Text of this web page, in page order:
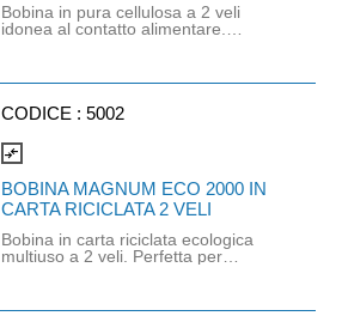
Bobina in pura cellulosa a 2 veli
idonea al contatto alimentare.
Dimensioni strappo: H25,6cm x
Prodotto certificato Ecolabel.
CODICE :5002
compare_arrows
BOBINA MAGNUM ECO 2000 IN
CARTA RICICLATA 2 VELI
Bobina in carta riciclata ecologica
multiuso a 2 veli. Perfetta per
assorbenza e resistenza, adatta per